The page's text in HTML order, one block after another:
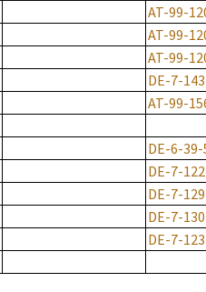
AT-99-
AT-99-
AT-99-
DE-7-
AT-99-
DE-6-
DE-7-
DE-7-
DE-7-
DE-7-